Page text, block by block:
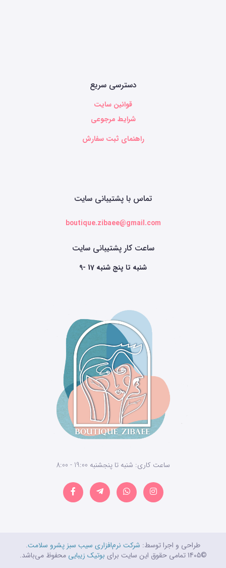
دسترسی سریع
قوانین سایت
شرایط مرجوعی
راهنمای ثبت سفارش
تماس با پشتیبانی سایت
boutique.zibaee@gmail.com
ساعت کار پشتیبانی سایت
9- 17 شنبه تا پنج شنبه
ساعت کاری: شنبه تا پنجشنبه 19:00 - 8:00
طراحی و اجرا توسط: شرکت نرم‌افزاری سیب سبز پشرو سلامت.
©1405 تمامی حقوق این سایت برای
بوتیک زیبایی محفوظ می‌باشد.